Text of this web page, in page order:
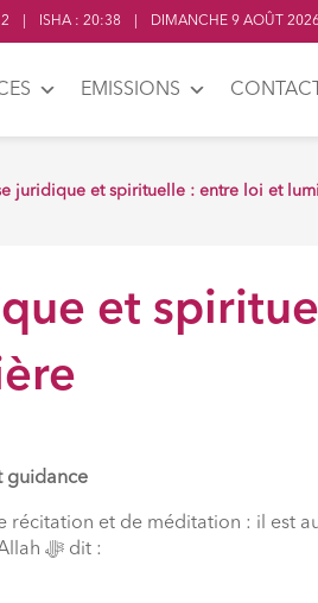
ISHA : 20:38 DIMANCHE 9 AOÛT
EMISSIONS CONTACT
juridique et spirituelle : entre loi et
et
guidance
récitation et de méditation : il est
ﷻ dit :